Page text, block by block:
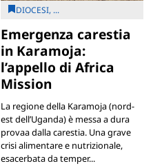
DIOCESI, ...
Emergenza carestia
in Karamoja:
l’appello di Africa
Mission
La regione della Karamoja (nord-
est dell’Uganda) è messa a dura
provaa dalla carestia. Una grave
crisi alimentare e nutrizionale,
esacerbata da temper...